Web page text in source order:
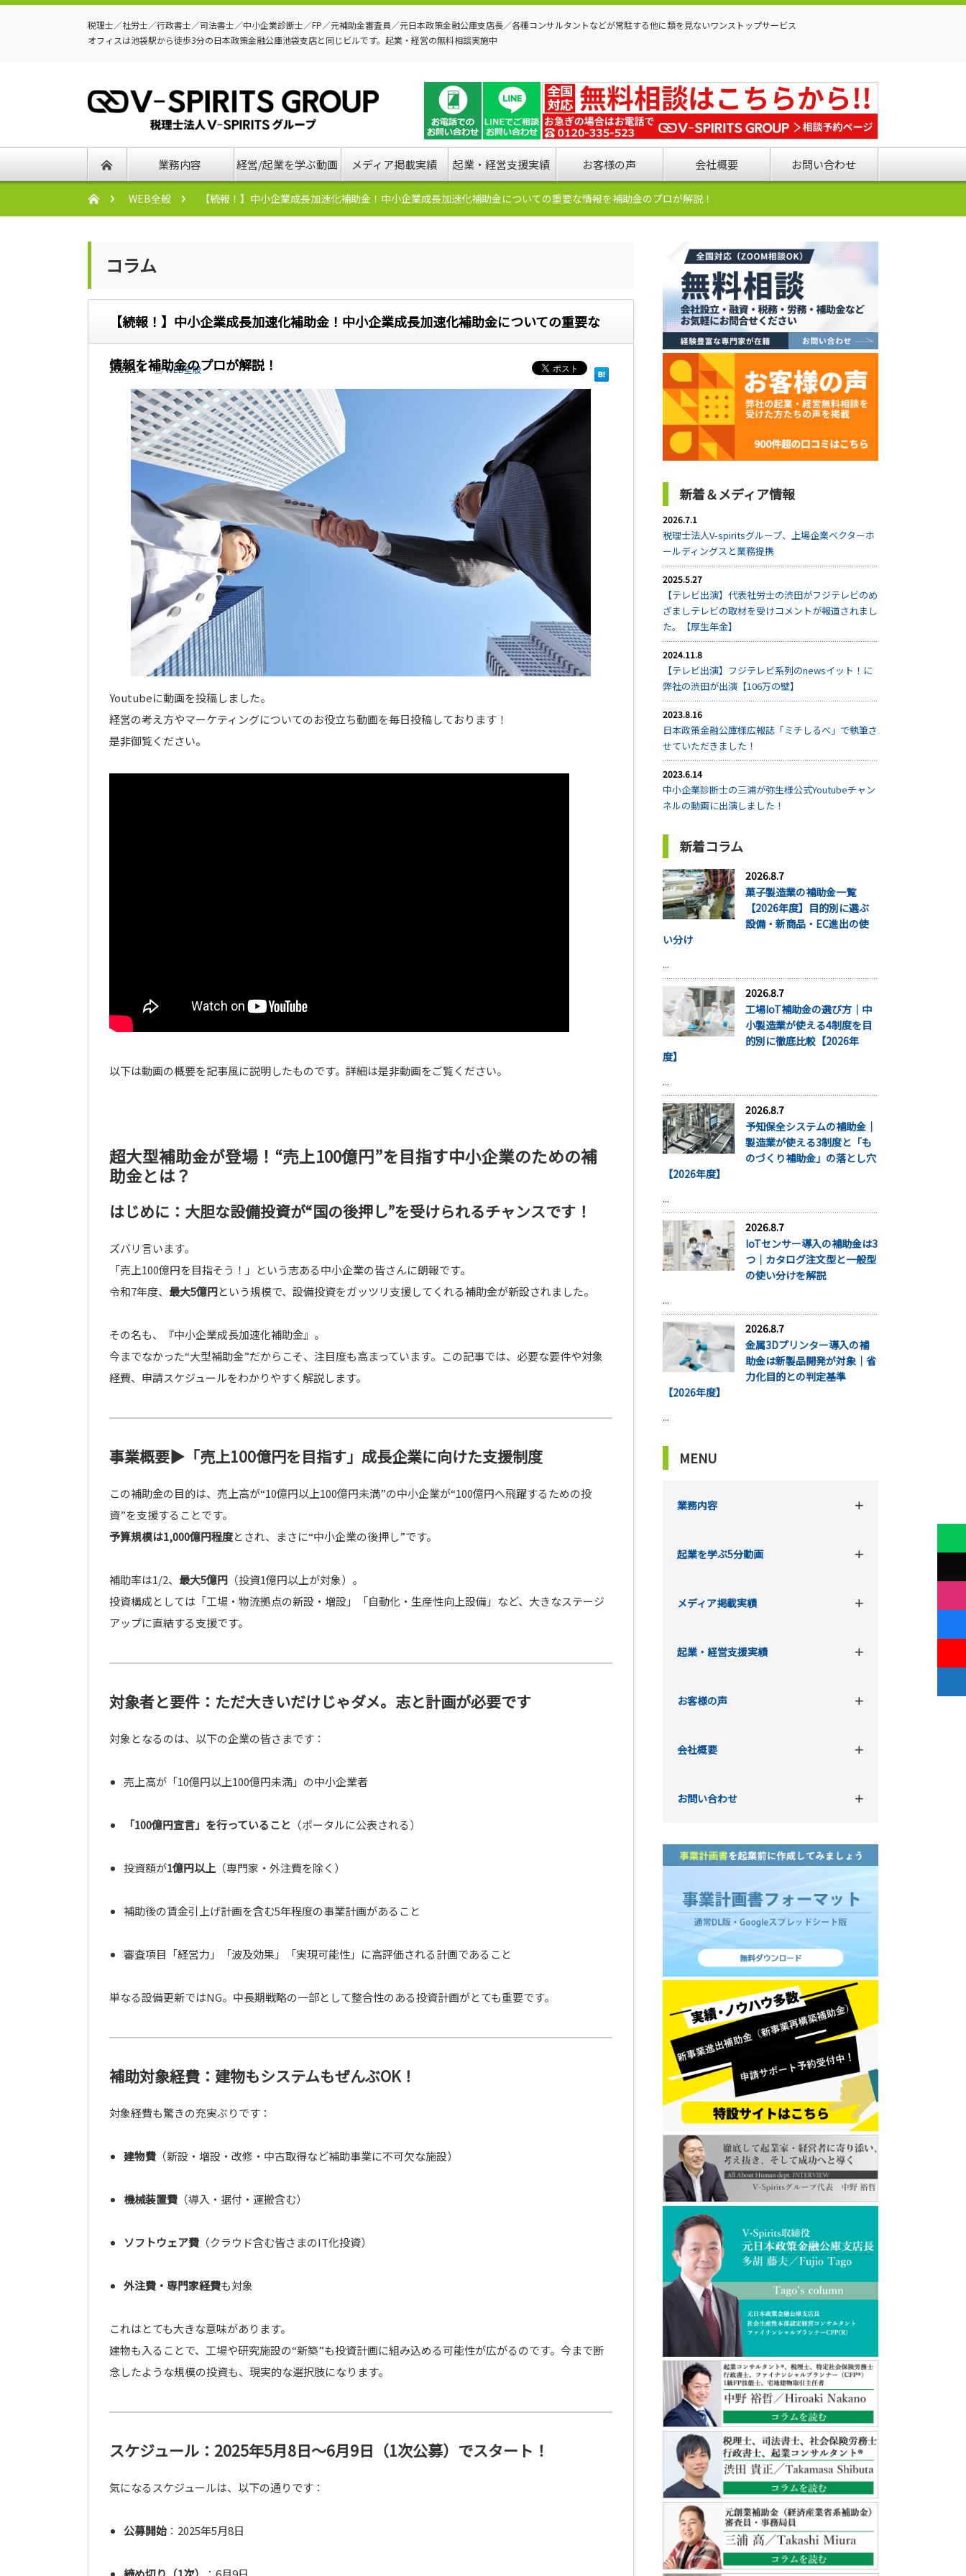
税理士／社労士／行政書士／司法書士／中小企業診断士／FP／元補助金審査員／元日本政策金融公庫支店長／各種コンサルタントなどが常駐する他に類を見ないワンストップサービス
オフィスは池袋駅から徒歩3分の日本政策金融公庫池袋支店と同じビルです。起業・経営の無料相談実施中
業務内容 経営/起業を学ぶ動画 メディア掲載実績 起業・経営支援実績 お客様の声 会社概要 お問い合わせ
WEB全般 【続報！】中小企業成長加速化補助金！中小企業成長加速化補助金についての重要な情報を補助金のプロが解説！
コラム
【続報！】中小企業成長加速化補助金！中小企業成長加速化補助金についての重要な
情報を補助金のプロが解説！
2025.1.4 WEB全般
Youtubeに動画を投稿しました。
経営の考え方やマーケティングについてのお役立ち動画を毎日投稿しております！
是非御覧ください。
以下は動画の概要を記事風に説明したものです。詳細は是非動画をご覧ください。
超大型補助金が登場！“売上100億円”を目指す中小企業のための補
助金とは？
はじめに：大胆な設備投資が“国の後押し”を受けられるチャンスです！
ズバリ言います。
「売上100億円を目指そう！」という志ある中小企業の皆さんに朗報です。
令和7年度、 最大5億円という規模で、設備投資をガッツリ支援してくれる補助金が新設されました。
その名も、『中小企業成長加速化補助金』。
今までなかった“大型補助金”だからこそ、注目度も高まっています。この記事では、必要な要件や対象
経費、申請スケジュールをわかりやすく解説します。
事業概要▶「売上100億円を目指す」成長企業に向けた支援制度
この補助金の目的は、売上高が“10億円以上100億円未満”の中小企業が“100億円へ飛躍するための投
資”を支援することです。
予算規模は1,000億円程度とされ、まさに“中小企業の後押し”です。
補助率は1/2、 最大5億円 （投資1億円以上が対象） 。
投資構成としては「工場・物流拠点の新設・増設」「自動化・生産性向上設備」など、大きなステージ
アップに直結する支援です。
対象者と要件：ただ大きいだけじゃダメ。志と計画が必要です
対象となるのは、以下の企業の皆さまです：
売上高が「10億円以上100億円未満」の中小企業者
「100億円宣言」を行っていること （ポータルに公表される）
投資額が1億円以上（専門家・外注費を除く）
補助後の賃金引上げ計画を含む5年程度の事業計画があること
審査項目「経営力」「波及効果」「実現可能性」に高評価される計画であること
単なる設備更新ではNG。中長期戦略の一部として整合性のある投資計画がとても重要です。
補助対象経費：建物もシステムもぜんぶOK！
対象経費も驚きの充実ぶりです：
建物費（新設・増設・改修・中古取得など補助事業に不可欠な施設）
機械装置費（導入・据付・運搬含む）
ソフトウェア費（クラウド含む皆さまのIT化投資）
外注費・専門家経費も対象
これはとても大きな意味があります。
建物も入ることで、工場や研究施設の“新築”も投資計画に組み込める可能性が広がるのです。今まで断
念したような規模の投資も、現実的な選択肢になります。
スケジュール：2025年5月8日～6月9日（1次公募）でスタート！
気になるスケジュールは、以下の通りです：
公募開始：2025年5月8日
新着＆メディア情報
2026.7.1
税理士法人V-spiritsグループ、上場企業ベクターホ
ールディングスと業務提携
2025.5.27
【テレビ出演】代表社労士の渋田がフジテレビのめ
ざましテレビの取材を受けコメントが報道されまし
た。【厚生年金】
2024.11.8
【テレビ出演】フジテレビ系列のnewsイット！に
弊社の渋田が出演【106万の壁】
2023.8.16
日本政策金融公庫様広報誌「ミチしるべ」で執筆さ
せていただきました！
2023.6.14
中小企業診断士の三浦が弥生様公式Youtubeチャン
ネルの動画に出演しました！
新着コラム
2026.8.7
菓子製造業の補助金一覧
【2026年度】目的別に選ぶ
設備・新商品・EC進出の使
い分け
...
2026.8.7
工場IoT補助金の選び方｜中
小製造業が使える4制度を目
的別に徹底比較【2026年
度】
...
2026.8.7
予知保全システムの補助金｜
製造業が使える3制度と「も
のづくり補助金」の落とし穴
【2026年度】
...
2026.8.7
IoTセンサー導入の補助金は3
つ｜カタログ注文型と一般型
の使い分けを解説
...
2026.8.7
金属3Dプリンター導入の補
助金は新製品開発が対象｜省
力化目的との判定基準
【2026年度】
...
MENU
業務内容
起業を学ぶ5分動画
メディア掲載実績
起業・経営支援実績
お客様の声
会社概要
お問い合わせ